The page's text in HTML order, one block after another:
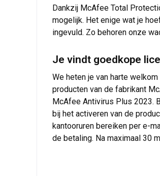
Dankzij McAfee Total
mogelijk. Het enige wat je
ingevuld. Zo behoren onze
Je vindt goedkope
We heten je van harte
producten van de fabrikant
McAfee Antivirus Plus 2023.
bij het activeren van de
kantooruren bereiken per e-
de betaling. Na maximaal 30